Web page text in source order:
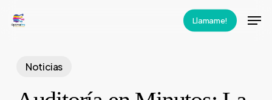
content
Llamame!
Noticias